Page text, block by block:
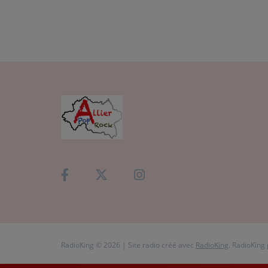
RadioKing © 2026 | Site radio créé avec RadioKing.